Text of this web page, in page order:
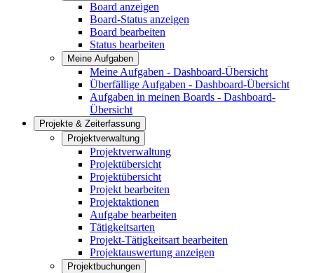
Board anzeigen
Board-Status anzeigen
Board bearbeiten
Status bearbeiten
Meine Aufgaben
Meine Aufgaben - Dashboard-Übersicht
Überfällige Aufgaben - Dashboard-Übersicht
Aufgaben in meinen Boards - Dashboard-
Übersicht
Projekte & Zeiterfassung
Projektverwaltung
Projektverwaltung
Projektübersicht
Projektübersicht
Projekt bearbeiten
Projektaktionen
Aufgabe bearbeiten
Tätigkeitsarten
Projekt-Tätigkeitsart bearbeiten
Projektauswertung anzeigen
Projektbuchungen